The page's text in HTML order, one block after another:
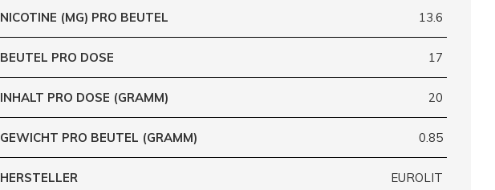
NICOTINE (MG) PRO BEUTEL 13.6
BEUTEL PRO DOSE 17
INHALT PRO DOSE (GRAMM) 20
GEWICHT PRO BEUTEL (GRAMM) 0.85
HERSTELLER EUROLIT